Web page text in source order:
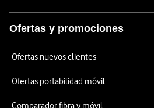
Ofertas y promociones
Ofertas nuevos clientes
Ofertas portabilidad móvil
Comparador fibra y móvil